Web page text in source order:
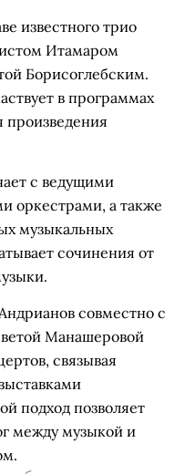
известного трио
Итамаром
Борисоглебским.
в программах
произведения
с ведущими
оркестрами, а также
музыкальных
сочинения от
совместно с
Манашеровой
связывая
подход позволяет
между музыкой и